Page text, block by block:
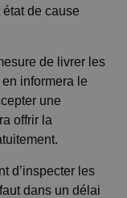
de cause
de livrer les
informera le
une
offrir la
d’inspecter les
dans un délai